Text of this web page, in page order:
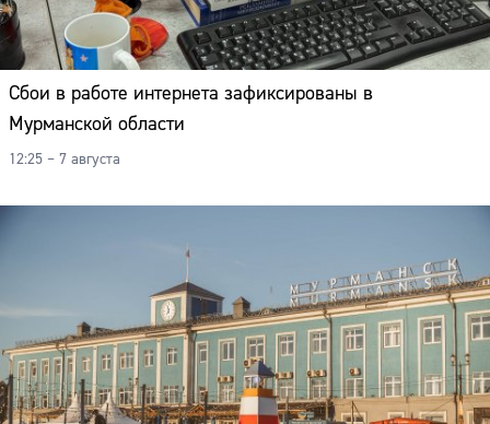
Сбои в работе интернета зафиксированы в
Мурманской области
12:25 – 7 августа